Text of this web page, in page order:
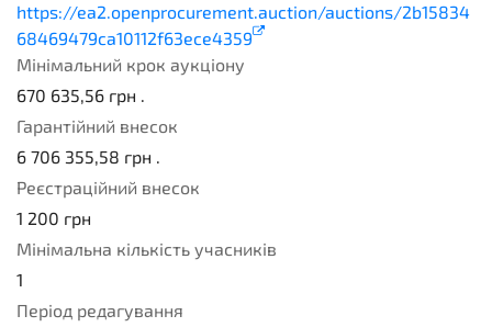
https://ea2.openprocurement.auction/auctions/2b15834
68469479ca10112f63ece4359
Мінімальний крок аукціону
670 635,56 грн .
Гарантійний внесок
6 706 355,58 грн .
Реєстраційний внесок
1 200 грн
Мінімальна кількість учасників
1
Період редагування